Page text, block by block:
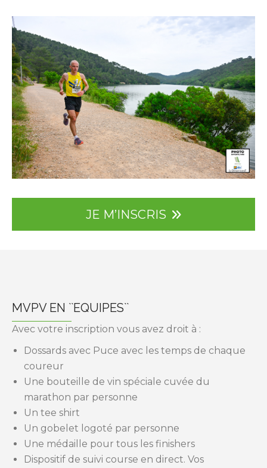
JE M’INSCRIS
MVPV EN ``EQUIPES``
Avec votre inscription vous avez droit à :
Dossards avec Puce avec les temps de chaque
coureur
Une bouteille de vin spéciale cuvée du
marathon par personne
Un tee shirt
Un gobelet logoté par personne
Une médaille pour tous les finishers
Dispositif de suivi course en direct. Vos